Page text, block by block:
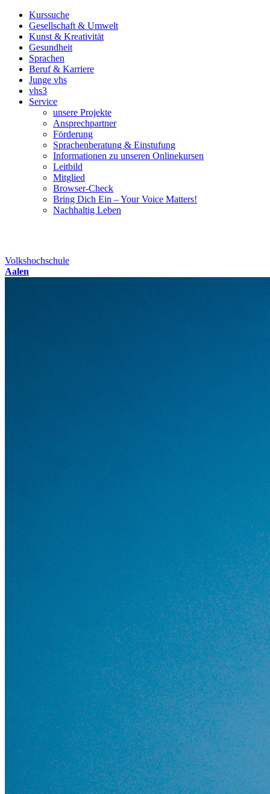
Kurssuche
Gesellschaft & Umwelt
Kunst & Kreativität
Gesundheit
Sprachen
Beruf & Karriere
Junge vhs
vhs3
Service
unsere Projekte
Ansprechpartner
Förderung
Sprachenberatung & Einstufung
Informationen zu unseren Onlinekursen
Leitbild
Mitglied
Browser-Check
Bring Dich Ein – Your Voice Matters!
Nachhaltig Leben
Volkshochschule
Aalen